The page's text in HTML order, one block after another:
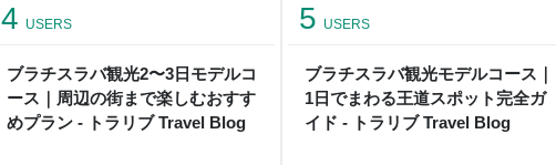
ブラチスラバ観光2〜3日モデルコ
ース｜周辺の街まで楽しむおすす
めプラン - トラリブ Travel Blog
4 USERS
ブラチスラバ観光モデルコース｜
1日でまわる王道スポット完全ガ
イド - トラリブ Travel Blog
5 USERS